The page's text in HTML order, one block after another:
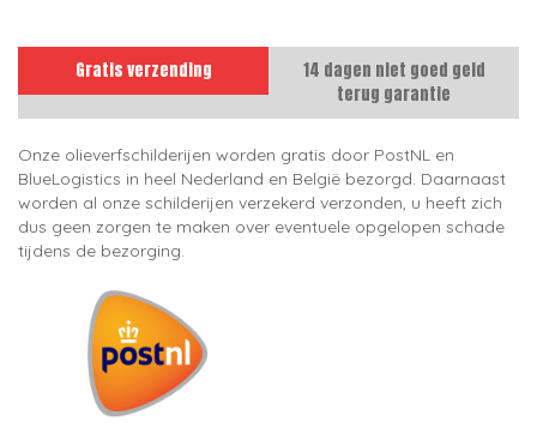
Gratis verzending
14 dagen niet goed geld
terug garantie
Onze olieverfschilderijen worden gratis door PostNL en
BlueLogistics in heel Nederland en België bezorgd. Daarnaast
worden al onze schilderijen verzekerd verzonden, u heeft zich
dus geen zorgen te maken over eventuele opgelopen schade
tijdens de bezorging.